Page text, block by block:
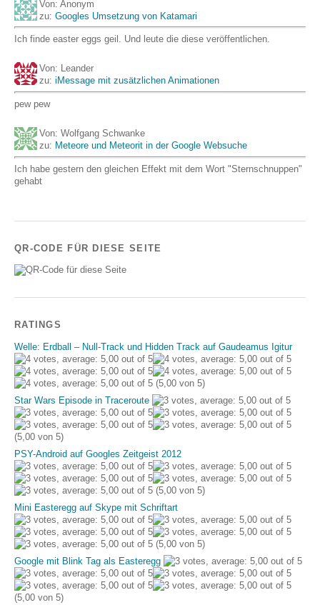
Von: Anonym
zu: Googles Umsetzung von Katamari
Ich finde easter eggs geil. Und leute die diese veröffentlichen.
Von: Leander
zu: iMessage mit zusätzlichen Animationen
pew pew
Von: Wolfgang Schwanke
zu: Meteore und Meteorit in der Google Websuche
Ich habe gestern den gleichen Effekt mit dem Wort "Sternschnuppen"
gehabt
QR-CODE FÜR DIESE SEITE
RATINGS
Welle: Erdball – Null-Track und Hidden Track auf Gaudeamus Igitur
(5,00 von 5)
Star Wars Episode in Traceroute
(5,00 von 5)
PSY-Android auf Googles Zeitgeist 2012
(5,00 von 5)
Mini Easteregg auf Skype mit Schriftart
(5,00 von 5)
Google mit Blink Tag als Easteregg
(5,00 von 5)